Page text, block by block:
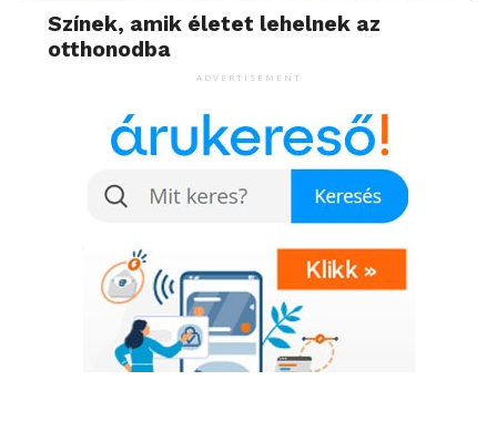
Színek, amik életet lehelnek az
otthonodba
ADVERTISEMENT